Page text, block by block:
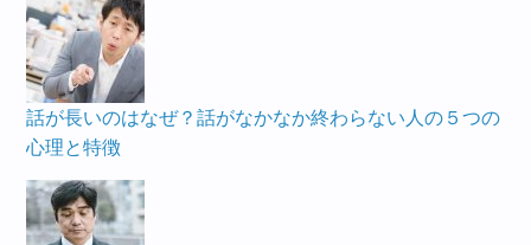
話が長いのはなぜ？話がなかなか終わらない人の５つの
心理と特徴